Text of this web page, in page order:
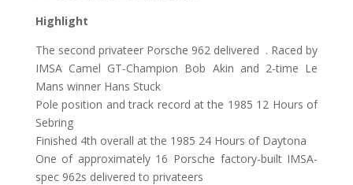
Highlight
The second privateer Porsche 962 delivered . Raced by
IMSA Camel GT-Champion Bob Akin and 2-time Le
Mans winner Hans Stuck
Pole position and track record at the 1985 12 Hours of
Sebring
Finished 4th overall at the 1985 24 Hours of Daytona
One of approximately 16 Porsche factory-built IMSA-
spec 962s delivered to privateers